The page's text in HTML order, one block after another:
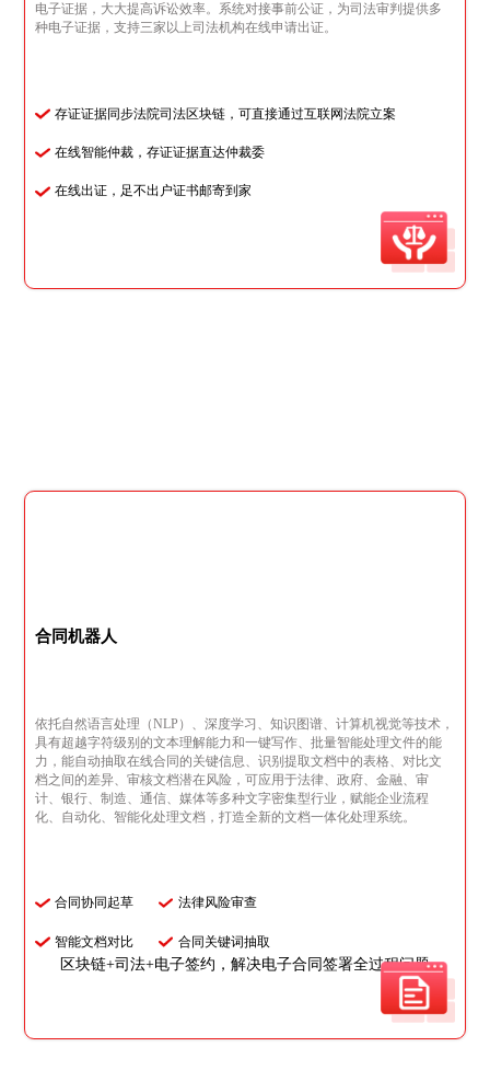
电子证据，大大提高诉讼效率。系统对接事前公证，为司法审判提供多
种电子证据，支持三家以上司法机构在线申请出证。
存证证据同步法院司法区块链，可直接通过互联网法院立案
在线智能仲裁，存证证据直达仲裁委
在线出证，足不出户证书邮寄到家
合同机器人
依托自然语言处理（NLP）、深度学习、知识图谱、计算机视觉等技术，
具有超越字符级别的文本理解能力和一键写作、批量智能处理文件的能
力，能自动抽取在线合同的关键信息、识别提取文档中的表格、对比文
档之间的差异、审核文档潜在风险，可应用于法律、政府、金融、审
计、银行、制造、通信、媒体等多种文字密集型行业，赋能企业流程
化、自动化、智能化处理文档，打造全新的文档一体化处理系统。
合同协同起草 法律风险审查
智能文档对比 合同关键词抽取
区块链+司法+电子签约，解决电子合同签署全过程问题